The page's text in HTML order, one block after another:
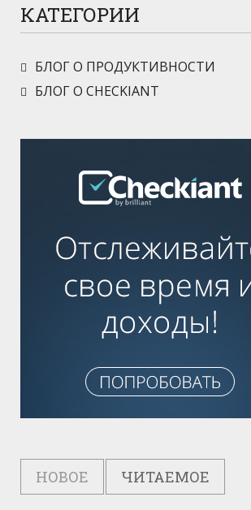
КАТЕГОРИИ
БЛОГ О ПРОДУКТИВНОСТИ
БЛОГ О CHECKIANT
НОВОЕ ЧИТАЕМОЕ